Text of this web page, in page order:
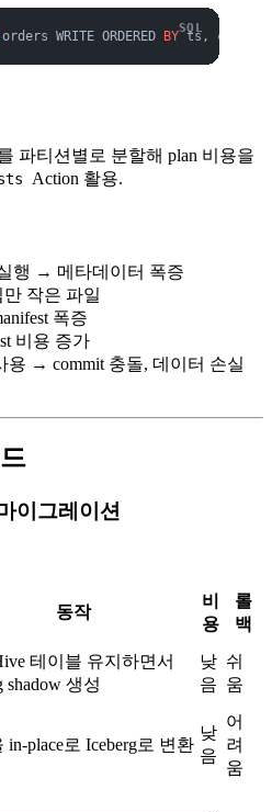
orders WRITE ORDERED BY ts,
파티션별로 분할해 plan 비용을
Action 활용.
실행 → 메타데이터 폭증
작은 파일
폭증
비용 증가
용 → commit 충돌, 데이터 손실
이그레이션
동작
비
용
롤
백
테이블 유지하면서
shadow 생성
낮
음
쉬
움
in-place로 Iceberg로 변환
낮
음
어
려
움